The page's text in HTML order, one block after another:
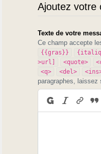
Ajoutez votre
Texte de votre
Ce champ accepte
{{gras}}
>url]
<quote>
<q> <del>
paragraphes, laissez